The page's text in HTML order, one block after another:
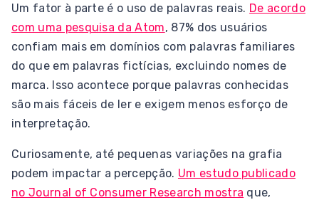
Um fator à parte é o uso de palavras reais. De acordo
com uma pesquisa da Atom, 87% dos usuários
confiam mais em domínios com palavras familiares
do que em palavras fictícias, excluindo nomes de
marca. Isso acontece porque palavras conhecidas
são mais fáceis de ler e exigem menos esforço de
interpretação.
Curiosamente, até pequenas variações na grafia
podem impactar a percepção. Um estudo publicado
no Journal of Consumer Research mostra que,